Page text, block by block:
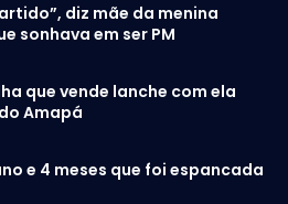
diz mãe da menina
sonhava em ser PM
que vende lanche com ela
Amapá
e 4 meses que foi espancada